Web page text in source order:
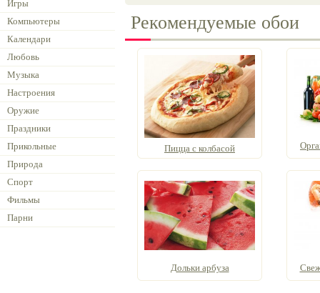
Игры
Компьютеры
Календари
Любовь
Музыка
Настроения
Оружие
Праздники
Прикольные
Природа
Спорт
Фильмы
Парни
Рекомендуемые обои
Пицца с колбасой
Дольки арбуза